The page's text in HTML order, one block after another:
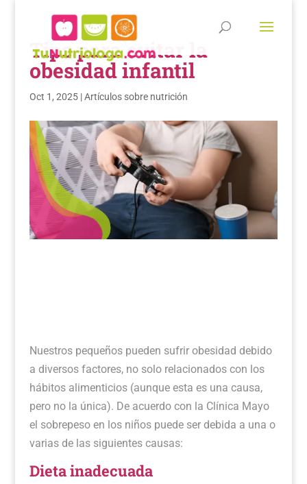
Tips para evitar la
obesidad infantil
Oct 1, 2025|Artículos sobre nutrición
Nuestros pequeños pueden sufrir obesidad debido
a diversos factores, no solo relacionados con los
hábitos alimenticios (aunque esta es una causa,
pero no la única). De acuerdo con la Clínica Mayo
el sobrepeso en los niños puede ser debida a una o
varias de las siguientes causas:
Dieta inadecuada